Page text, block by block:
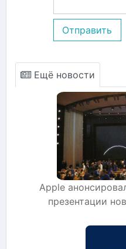
Отправить
Ещё новости
Apple
презентации